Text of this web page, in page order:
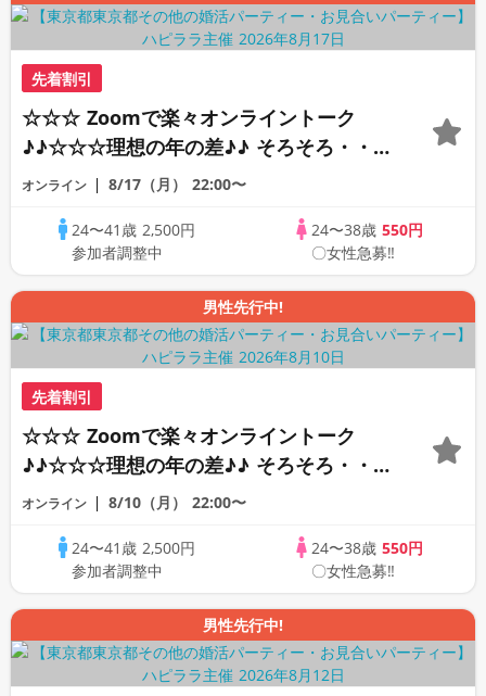
先着割引
☆☆☆ Zoomで楽々オンライントーク
♪♪☆☆☆理想の年の差♪♪ そろそろ・・・
素敵な恋人見つけたい♪ ♪☆カジュアルな
行あり♪♪
オンライン 8/17（月） 22:00〜
24〜41歳 2,500円
参加者調整中
24〜38歳 550円
〇女性急募‼
男性先行中!
先着割引
☆☆☆ Zoomで楽々オンライントーク
♪♪☆☆☆理想の年の差♪♪ そろそろ・・・
素敵な恋人見つけたい♪ ♪☆カジュアルな
行あり♪♪
オンライン 8/10（月） 22:00〜
24〜41歳 2,500円
参加者調整中
24〜38歳 550円
〇女性急募‼
男性先行中!